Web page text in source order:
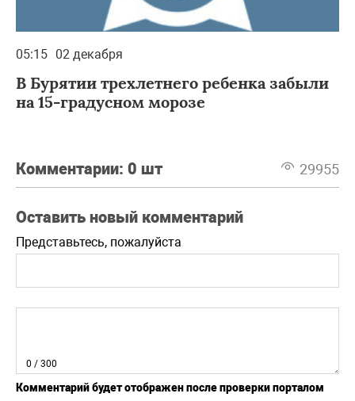
05:15 02 декабря
В Бурятии трехлетнего ребенка забыли
на 15-градусном морозе
Комментарии: 0 шт 29955
Оставить новый комментарий
Представьтесь, пожалуйста
0 / 300
Комментарий будет отображен после проверки порталом